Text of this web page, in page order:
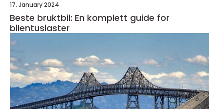
17. January 2024
Beste bruktbil: En komplett guide for
bilentusiaster